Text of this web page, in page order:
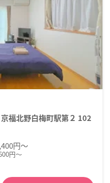
福北野白梅町駅第２ 102
円～
円～